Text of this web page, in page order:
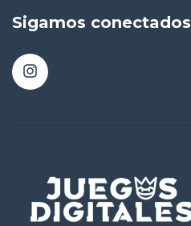
Sigamos conectados